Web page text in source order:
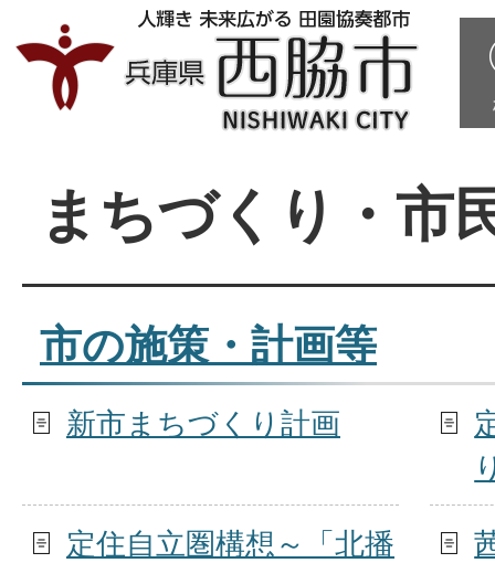
まちづくり・市
市の施策・計画等
新市まちづくり計画
定住自立圏構想～「北播